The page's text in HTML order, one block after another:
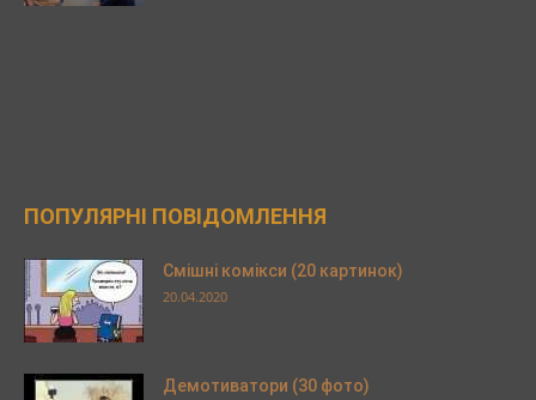
ПОПУЛЯРНІ ПОВІДОМЛЕННЯ
Смішні комікси (20 картинок)
20.04.2020
Демотиватори (30 фото)